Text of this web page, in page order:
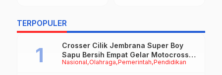
TERPOPULER
Nasional Olahraga Pemerintah Pendidikan
Crosser Cilik Jembrana Super Boy
Sapu Bersih Empat Gelar Motocross
50cc